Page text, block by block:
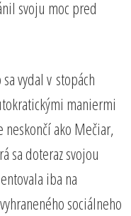
svoju moc pred
vydal v stopách
maniermi
neskončí ako Mečiar,
sa doteraz svojou
iba na
sociálneho